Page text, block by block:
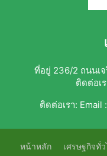
ที่อยู่ 236/2 ถนนเจ
ติดต่อเ
ติดต่อเรา: Email
หน้าหลัก เศรษฐกิจทั่